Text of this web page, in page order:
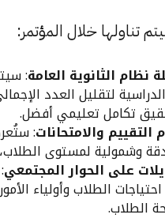
تناولها خلال المؤتمر:
نظام الثانوية العامة:
لتقليل العدد
تكامل تعليمي أفضل.
والامتحانات:
دقة وشمولية لمستوى
على الحوار المجتمعي
الطلاب وأولياء
الطلاب.